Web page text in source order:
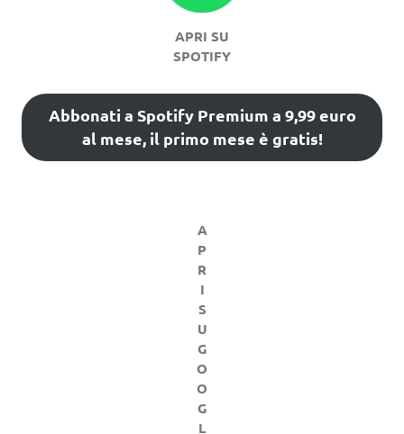
APRI SU
SPOTIFY
Abbonati a Spotify Premium a 9,99 euro
al mese, il primo mese è gratis!
A
P
R
I
S
U
G
O
O
G
L